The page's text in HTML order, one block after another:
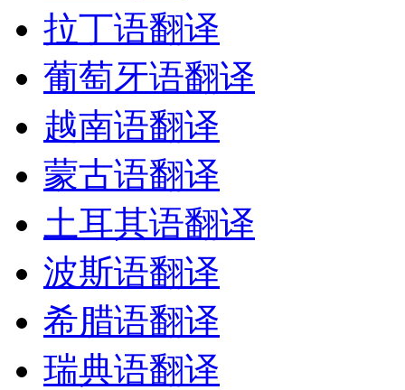
拉丁语翻译
葡萄牙语翻译
越南语翻译
蒙古语翻译
土耳其语翻译
波斯语翻译
希腊语翻译
瑞典语翻译